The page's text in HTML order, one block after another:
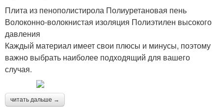
Плита из пенополистирола Полиуретановая пень
Волоконно-волокнистая изоляция Полиэтилен высокого
давления
Каждый материал имеет свои плюсы и минусы, поэтому
важно выбрать наиболее подходящий для вашего
случая.
читать дальше →